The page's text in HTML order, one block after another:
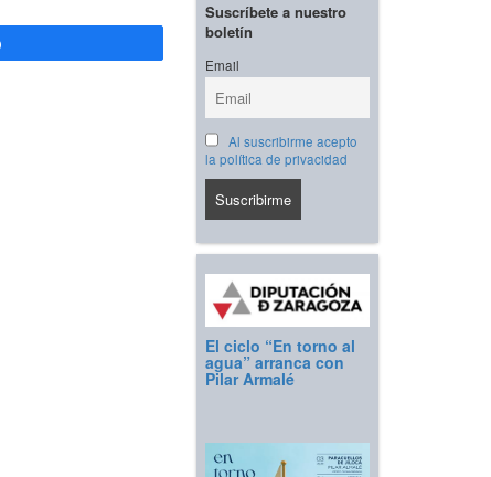
Suscríbete a nuestro
boletín
Email
Al suscribirme acepto
la política de privacidad
El ciclo “En torno al
agua” arranca con
Pilar Armalé